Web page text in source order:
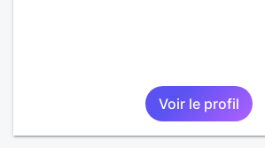
Voir le profil